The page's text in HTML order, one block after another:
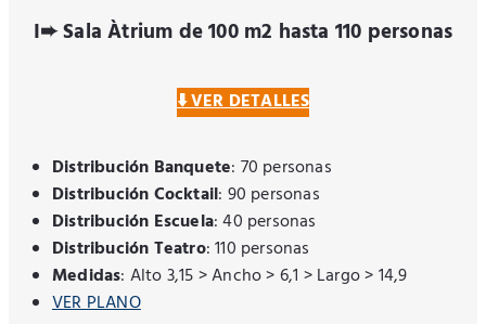
I➨ Sala Àtrium de 100 m2 hasta 110 personas
⬇️ VER DETALLES
Distribución Banquete: 70 personas
Distribución Cocktail: 90 personas
Distribución Escuela: 40 personas
Distribución Teatro: 110 personas
Medidas: Alto 3,15 > Ancho > 6,1 > Largo > 14,9
VER PLANO